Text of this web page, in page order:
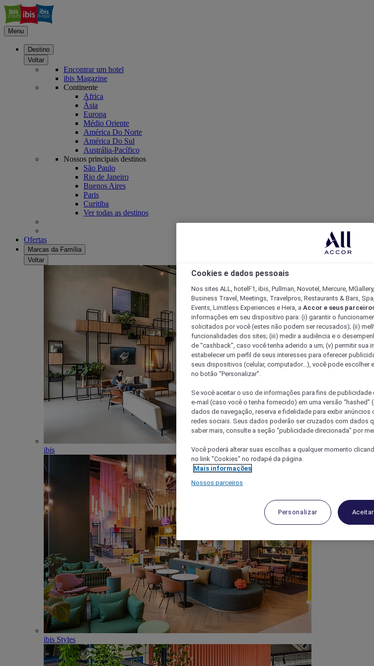
Menu
Destino
Voltar
Encontrar um hotel
ibis Magazine
Continente
Africa
Ásia
Europa
Médio Oriente
América Do Norte
América Do Sul
Austrália-Pacífico
Nossos principais destinos
São Paulo
Rio de Janeiro
Buenos Aires
Paris
Curitiba
Ver todas as destinos
Ofertas
Marcas da Família
Voltar
ibis
ibis Styles
Cookies e dados pessoais
Nos sites ALL, hotelF1, ibis, Pullman, Novotel, Mercure,
Business Travel, Meetings, Travelpros, Restaurants & Bars,
Events, Limitless Experiences e Hera, a Accor e seus
informações em seu dispositivo para: (i) garantir o
solicitados por você (estes não podem ser recusados); (ii)
funcionalidades dos sites; (iii) medir a audiência e o
de “cashback”, caso você tenha aderido a um; (v) permitir sua
estabelecer um perfil de seus interesses para oferecer
seus dispositivos (celular, computador...), você pode escolher
no botão “Personalizar”.
Se você aceitar o uso de informações para fins de
e-mail (caso você o tenha fornecido) em uma versão
dados de navegação, reserva e fidelidade para exibir
redes sociais. Seus dados poderão ser cruzados com dados
saber mais, consulte a seção “publicidade direcionada” por
Você poderá alterar suas escolhas a qualquer momento
no link "Cookies" no rodapé da página.
Mais informações
Nossos parceiros
Personalizar